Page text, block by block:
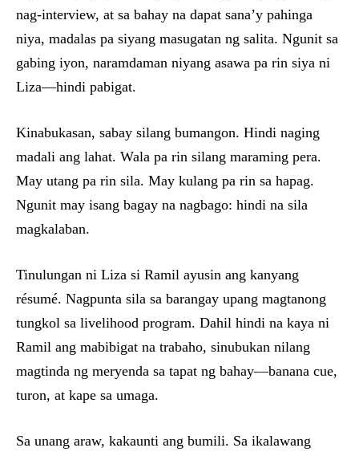
nag-interview, at sa bahay na dapat sana’y pahinga
niya, madalas pa siyang masugatan ng salita. Ngunit sa
gabing iyon, naramdaman niyang asawa pa rin siya ni
Liza—hindi pabigat.
Kinabukasan, sabay silang bumangon. Hindi naging
madali ang lahat. Wala pa rin silang maraming pera.
May utang pa rin sila. May kulang pa rin sa hapag.
Ngunit may isang bagay na nagbago: hindi na sila
magkalaban.
Tinulungan ni Liza si Ramil ayusin ang kanyang
résumé. Nagpunta sila sa barangay upang magtanong
tungkol sa livelihood program. Dahil hindi na kaya ni
Ramil ang mabibigat na trabaho, sinubukan nilang
magtinda ng meryenda sa tapat ng bahay—banana cue,
turon, at kape sa umaga.
Sa unang araw, kakaunti ang bumili. Sa ikalawang